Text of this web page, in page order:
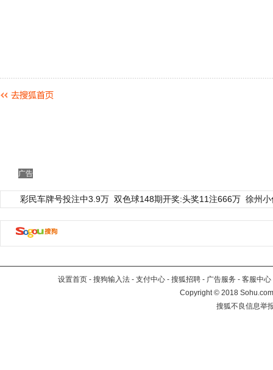
广告
彩民车牌号投注中3.9万 双色球148期开奖:头奖11注666万 徐州
设置首页 - 搜狗输入法 - 支付中心 - 搜狐招聘 - 广告服务 - 客服中心
Copyright©2018
搜狐不良信息举